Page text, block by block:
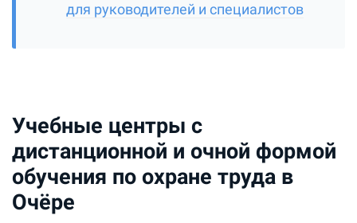
для руководителей и специалистов
Учебные центры с
дистанционной и очной формой
обучения по охране труда в
Очёре